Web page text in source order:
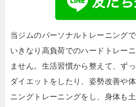
当ジムのパーソナルトレーニング
いきなり高負荷でのハードトレー
ません。生活習慣から整えて、ず
ダイエットをしたり、姿勢改善や
ニングトレーニングをし、身体も